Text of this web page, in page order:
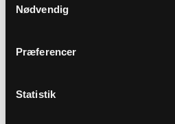
af cookies under "Detaljer" eller
vores Cookiepolitik, som du
Nødvendig
Præferencer
Statistik